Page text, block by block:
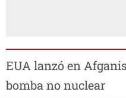
EUA lanzó en
bomba no nuclear